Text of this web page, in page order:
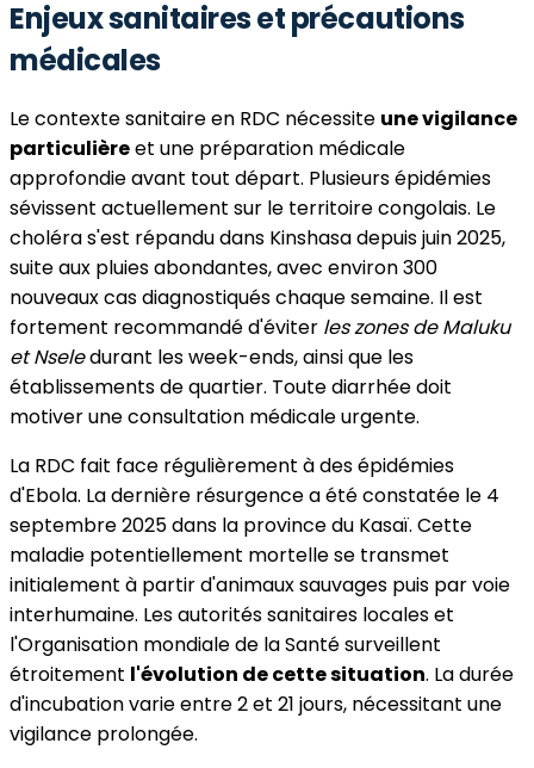
Enjeux sanitaires et précautions
médicales
Le contexte sanitaire en RDC nécessite une vigilance
particulièreet une préparation médicale
approfondie avant tout départ. Plusieurs épidémies
sévissent actuellement sur le territoire congolais. Le
choléra s'est répandu dans Kinshasa depuis juin 2025,
suite aux pluies abondantes, avec environ 300
nouveaux cas diagnostiqués chaque semaine. Il est
fortement recommandé d'éviter les zones de Maluku
et Nseledurant les week-ends, ainsi que les
établissements de quartier. Toute diarrhée doit
motiver une consultation médicale urgente.
La RDC fait face régulièrement à des épidémies
d'Ebola. La dernière résurgence a été constatée le 4
septembre 2025 dans la province du Kasaï. Cette
maladie potentiellement mortelle se transmet
initialement à partir d'animaux sauvages puis par voie
interhumaine. Les autorités sanitaires locales et
l'Organisation mondiale de la Santé surveillent
étroitement l'évolution de cette situation. La durée
d'incubation varie entre 2 et 21 jours, nécessitant une
vigilance prolongée.